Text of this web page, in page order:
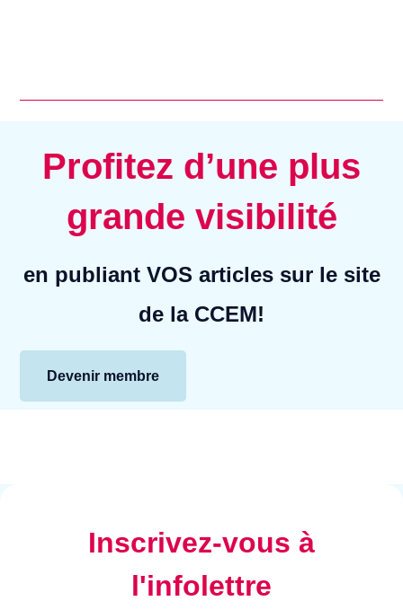
Profitez d’une plus
grande visibilité
en publiant VOS articles sur le site
de la CCEM!
Devenir membre
Inscrivez-vous à
l'infolettre